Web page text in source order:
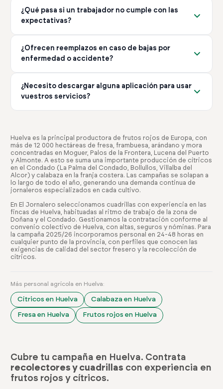
horario, firma digital y gestión de bajas conforme al
convenio colectivo de Huelva. Tú decides el nivel de
detallado desde el primer momento, sin sorpresas. El
coste depende del número de trabajadores, la duración
de la campaña y el tipo de servicio que necesites. No hay
costes ocultos ni tarifas adicionales no comunicadas
previamente.
¿Qué pasa si un trabajador no cumple con las
expectativas?
un trabajador no cumple con lo esperado, lo
reemplazamos sin coste adicional. Nuestro compromiso
es garantizar que tengas el equipo adecuado para tu
explotación en todo momento.
¿Ofrecen reemplazos en caso de bajas por
enfermedad o accidente?
Temporal) y AT (Accidente de Trabajo) de forma
eficiente. Nos encargamos de encontrar reemplazos
rápidamente para que tu producción no se vea afectada.
¿Necesito descargar alguna aplicación para usar
vuestros servicios?
candidatos y controlar horarios desde cualquier lugar.
Está disponible gratis en iOS y Android, facilitando toda
la gestión desde tu móvil.
Huelva es la principal productora de frutos rojos de Europa, con
más de 12 000 hectáreas de fresa, frambuesa, arándano y mora
concentradas en Moguer, Palos de la Frontera, Lucena del Puerto
y Almonte. A esto se suma una importante producción de cítricos
en el Condado (La Palma del Condado, Bollullos, Villalba del
Alcor) y calabaza en la franja costera. Las campañas se solapan a
lo largo de todo el año, generando una demanda continua de
jornaleros especializados en cada cultivo.
En El Jornalero seleccionamos cuadrillas con experiencia en las
fincas de Huelva, habituadas al ritmo de trabajo de la zona de
Doñana y el Condado. Gestionamos la contratación conforme al
convenio colectivo de Huelva, con altas, seguros y nóminas. Para
la campaña 2025/26 incorporamos personal en 24-48 horas en
cualquier punto de la provincia, con perfiles que conocen las
exigencias de calidad del sector fresero y la recolección de
cítricos.
Más personal agrícola en Huelva:
Cítricos en Huelva Calabaza en Huelva
Fresa en Huelva Frutos rojos en Huelva
Cubre tu campaña en Huelva. Contrata
recolectores y cuadrillas con experiencia en
frutos rojos y cítricos.